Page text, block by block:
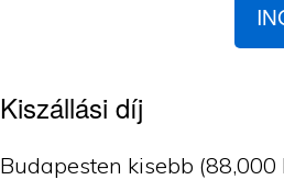
Kiszállási díj
Budapesten kisebb